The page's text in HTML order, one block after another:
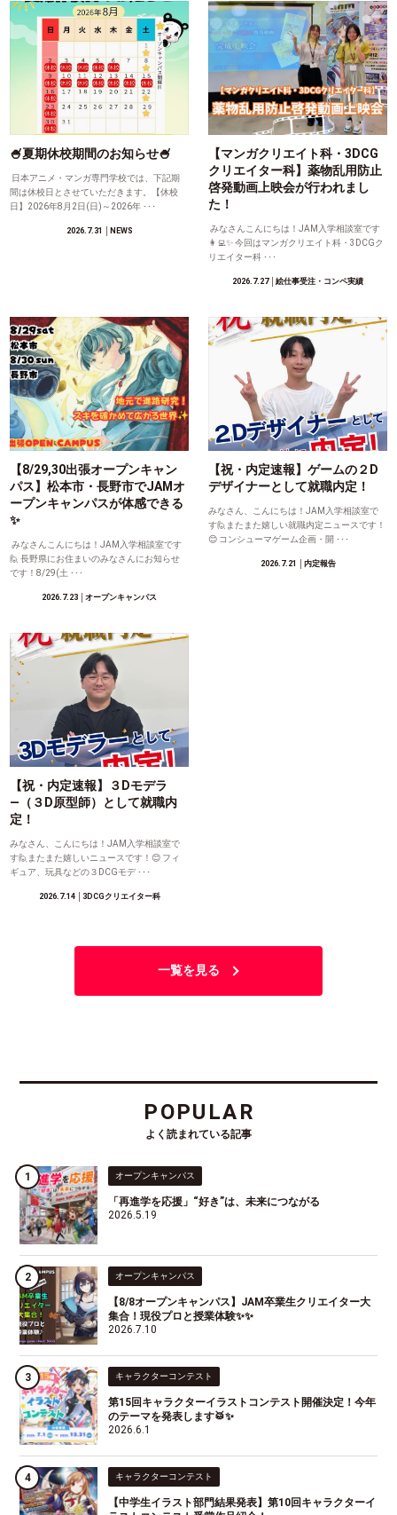
🍧夏期休校期間のお知らせ🍧
日本アニメ・マンガ専門学校では、下記期
間は休校日とさせていただきます。【休校
日】2026年8月2日(日)～2026年 ･･･
2026.7.31 │NEWS
【マンガクリエイト科・3DCG
クリエイター科】薬物乱用防止
啓発動画上映会が行われまし
た！
みなさんこんにちは！JAM入学相談室です
👩‍💻✨ 今回はマンガクリエイト科・3DCGク
リエイター科 ･･･
2026.7.27│絵仕事受注・コンペ実績
【8/29,30出張オープンキャン
パス】松本市・長野市でJAMオ
ープンキャンパスが体感できる
✨
みなさんこんにちは！JAM入学相談室です
🙋 長野県にお住まいのみなさんにお知らせ
です！8/29(土 ･･･
2026.7.23 │オープンキャンパス
【祝・内定速報】ゲームの２D
デザイナーとして就職内定！
みなさん、こんにちは！JAM入学相談室で
す🙋またまた嬉しい就職内定ニュースです！
😊 コンシューマゲーム企画・開 ･･･
2026.7.21 │内定報告
【祝・内定速報】３Dモデラ
―（３D原型師）として就職内
定！
みなさん、こんにちは！JAM入学相談室で
す🙋またまた嬉しいニュースです！😊 フィ
ギュア、玩具などの３DCGモデ ･･･
2026.7.14│3DCGクリエイター科
一覧を見る
POPULAR
よく読まれている記事
オープンキャンパス
「再進学を応援」“好き”は、未来につながる
2026.5.19
オープンキャンパス
【8/8オープンキャンパス】JAM卒業生クリエイター大
集合！現役プロと授業体験✨✨
2026.7.10
キャラクターコンテスト
第15回キャラクターイラストコンテスト開催決定！今年
のテーマを発表します🥁✨
2026.6.1
キャラクターコンテスト
【中学生イラスト部門結果発表】第10回キャラクターイ